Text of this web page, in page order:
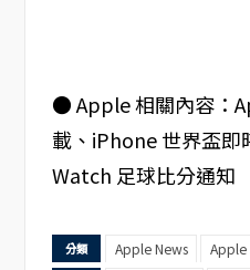
● Apple 相關內容：
載、iPhone 世界盃
Watch 足球比分通知
分類 Apple News Apple